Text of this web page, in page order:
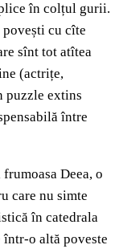
în colțul gurii.
cu cîte
sînt tot atîtea
(actrițe,
puzzle extins
între
Deea, o
care nu simte
în catedrala
o altă poveste